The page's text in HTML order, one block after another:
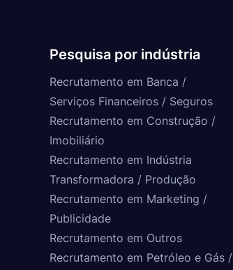
Pesquisa por indústria
Recrutamento em Banca /
Serviços Financeiros / Seguros
Recrutamento em Construção /
Imobiliário
Recrutamento em Indústria
Transformadora / Produção
Recrutamento em Marketing /
Publicidade
Recrutamento em Outros
Recrutamento em Petróleo e Gás /